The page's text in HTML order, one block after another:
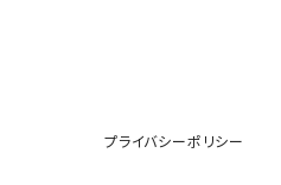
プライバシーポリシー